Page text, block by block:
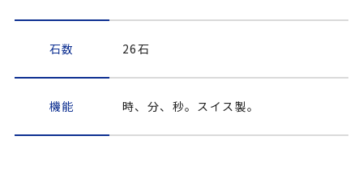
石数 26石
機能 時、分、秒。スイス製。